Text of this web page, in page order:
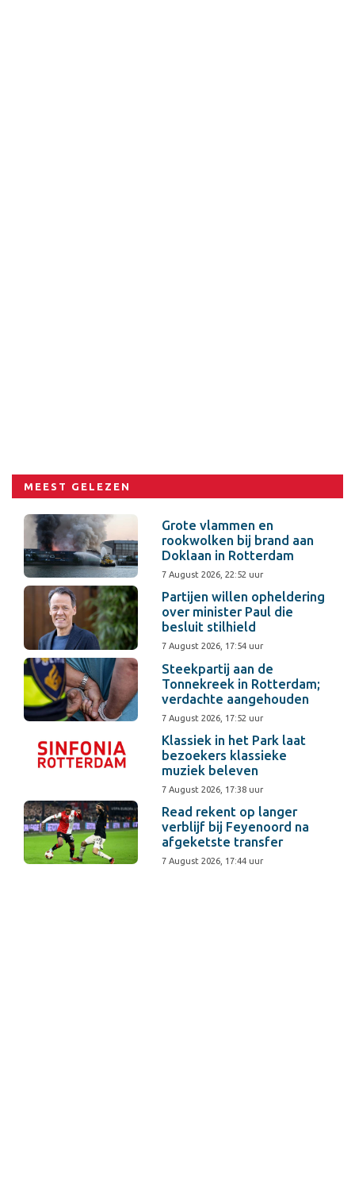
MEEST GELEZEN
Grote vlammen en
rookwolken bij brand aan
Doklaan in Rotterdam
7 August 2026, 22:52 uur
Partijen willen opheldering
over minister Paul die
besluit stilhield
7 August 2026, 17:54 uur
Steekpartij aan de
Tonnekreek in Rotterdam;
verdachte aangehouden
7 August 2026, 17:52 uur
Klassiek in het Park laat
bezoekers klassieke
muziek beleven
7 August 2026, 17:38 uur
Read rekent op langer
verblijf bij Feyenoord na
afgeketste transfer
7 August 2026, 17:44 uur